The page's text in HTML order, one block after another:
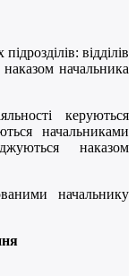
відділів
наказом начальника
керуються
начальниками
наказом
начальнику